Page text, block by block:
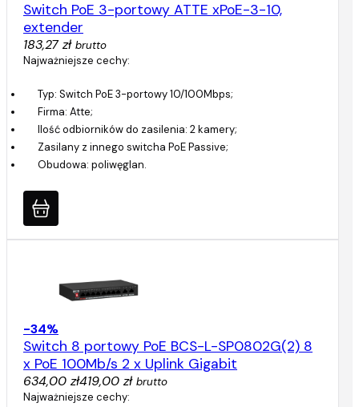
Switch PoE 3-portowy ATTE xPoE-3-10,
extender
183,27 zł brutto
Najważniejsze cechy:
Typ: Switch PoE 3-portowy 10/100Mbps;
Firma: Atte;
Ilość odbiorników do zasilenia: 2 kamery;
Zasilany z innego switcha PoE Passive;
Obudowa: poliwęglan.
-34%
Switch 8 portowy PoE BCS-L-SP0802G(2) 8
x PoE 100Mb/s 2 x Uplink Gigabit
634,00 zł419,00 zł brutto
Najważniejsze cechy: